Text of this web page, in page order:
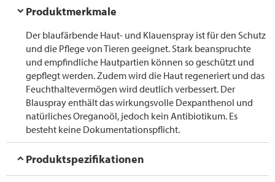
Produktmerkmale
Der blaufärbende Haut- und Klauenspray ist für den Schutz
und die Pflege von Tieren geeignet. Stark beanspruchte
und empfindliche Hautpartien können so geschützt und
gepflegt werden. Zudem wird die Haut regeneriert und das
Feuchthaltevermögen wird deutlich verbessert. Der
Blauspray enthält das wirkungsvolle Dexpanthenol und
natürliches Oreganoöl, jedoch kein Antibiotikum. Es
besteht keine Dokumentationspflicht.
Produktspezifikationen